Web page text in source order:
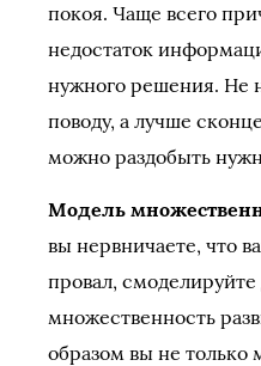
покоя. Чаще всего
недостаток
нужного решения. Не
поводу, а лучше
можно раздобыть
Модель
вы нервничаете, что
провал, смоделируйте
множественность
образом вы не только